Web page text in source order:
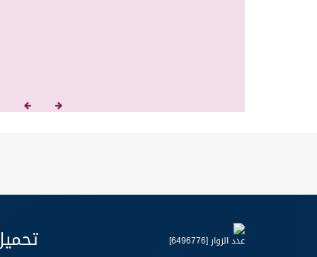
عدد الزوار [6496776]